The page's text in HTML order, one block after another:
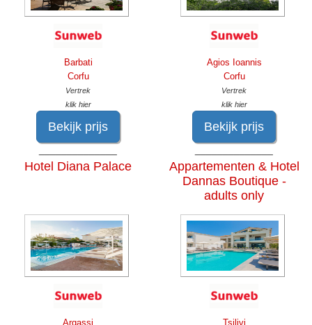
Barbati
Corfu
Vertrek
klik hier
Bekijk prijs
Agios Ioannis
Corfu
Vertrek
klik hier
Bekijk prijs
Hotel Diana Palace
Argassi
Appartementen & Hotel
Dannas Boutique -
adults only
Tsilivi